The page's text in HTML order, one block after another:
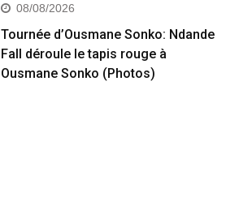
08/08/2026
Tournée d’Ousmane Sonko: Ndande
Fall déroule le tapis rouge à
Ousmane Sonko (Photos)